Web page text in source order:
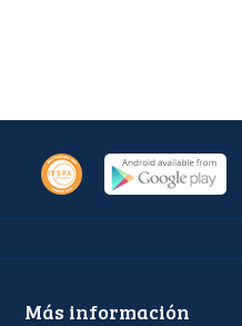
Más información